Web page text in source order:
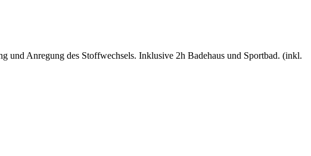
und Anregung des Stoffwechsels. Inklusive 2h Bade­haus und Sportbad. (inkl.